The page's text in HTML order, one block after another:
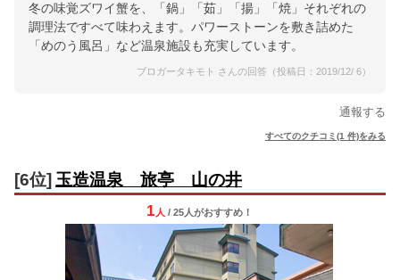
冬の味覚ズワイ蟹を、「鍋」「茹」「揚」「焼」それぞれの
調理法ですべて味わえます。パワーストーンを敷き詰めた
「めのう風呂」など温泉施設も充実しています。
ブロガータキモト さんの回答（投稿日：2019/12/ 6）
通報する
すべてのクチコミ(1 件)をみる
[6位] 玉造温泉 旅亭 山の井
1 人 / 25人がおすすめ！